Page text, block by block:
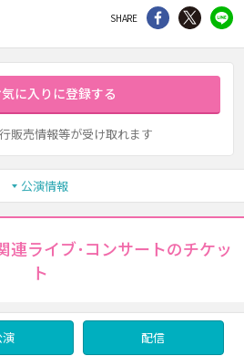
SHARE シェア Twitter
に入りに登録する
販売情報等が受け取れます
公演情報
ライブ･コンサートのチケッ
ト
演 配信